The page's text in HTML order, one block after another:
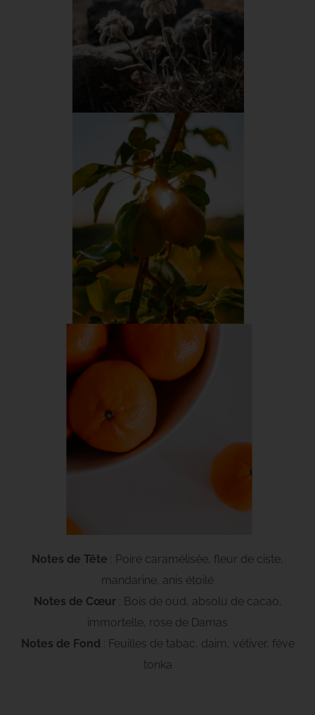
Notes de Tête : Poire caramélisée, fleur de ciste,
mandarine, anis étoilé
Notes de Cœur: Bois de oud, absolu de cacao,
immortelle, rose de Damas
Notes de Fond: Feuilles de tabac, daim, vétiver, fève
tonka